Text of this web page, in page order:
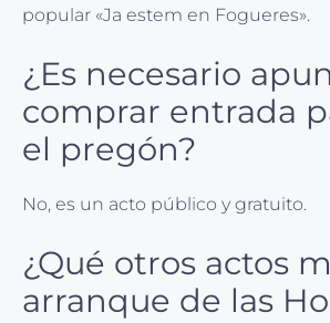
popular «Ja estem en Fogueres».
¿Es necesario
comprar entrada
el pregón?
No, es un acto público y gratuito.
¿Qué otros actos
arranque de las